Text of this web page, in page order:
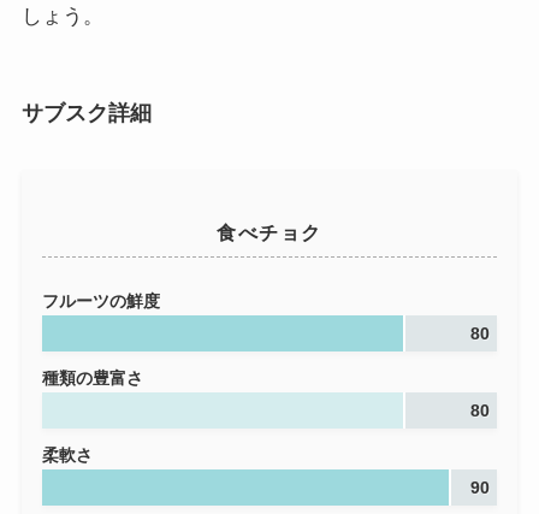
しょう。
サブスク詳細
食べチョク
フルーツの鮮度
80
種類の豊富さ
80
柔軟さ
90